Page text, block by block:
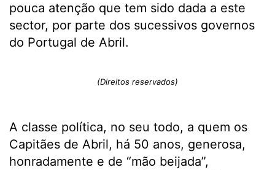
pouca atenção que tem sido dada a este
sector, por parte dos sucessivos governos
do Portugal de Abril.
(Direitos reservados)
A classe política, no seu todo, a quem os
Capitães de Abril, há 50 anos, generosa,
honradamente e de “mão beijada”,